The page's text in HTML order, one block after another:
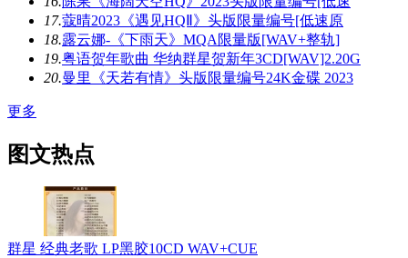
17.蔻晴2023《遇见HQⅡ》头版限量编号[低速原
18.露云娜-《下雨天》MQA限量版[WAV+整轨]
19.粤语贺年歌曲 华纳群星贺新年3CD[WAV]2.20G
20.曼里《天若有情》头版限量编号24K金碟 2023
更多
图文热点
群星 经典老歌 LP黑胶10CD WAV+CUE